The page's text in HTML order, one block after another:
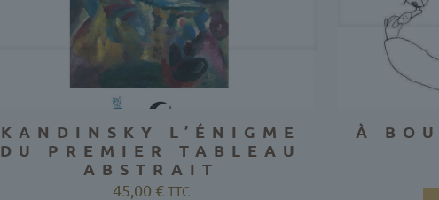
KANDINSKY L’ÉNIGME
DU PREMIER TABLEAU
ABSTRAIT
45,00 € TTC
À